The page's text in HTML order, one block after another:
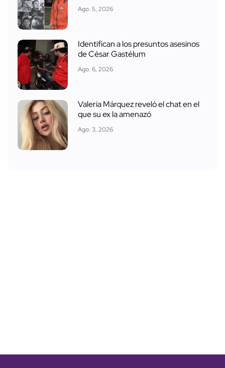
Ago. 5, 2026
Identifican a los presuntos asesinos
de César Gastélum
Ago. 6, 2026
Valeria Márquez reveló el chat en el
que su ex la amenazó
Ago. 3, 2026